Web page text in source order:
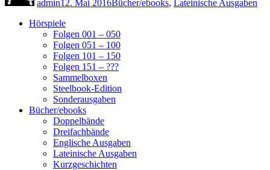
admin12. Mai 2016Bücher/ebooks, Lateinische Ausgaben
Hörspiele
Folgen 001 – 050
Folgen 051 – 100
Folgen 101 – 150
Folgen 151 – ???
Sammelboxen
Steelbook-Edition
Sonderausgaben
Bücher/ebooks
Doppelbände
Dreifachbände
Englische Ausgaben
Lateinische Ausgaben
Kurzgeschichten